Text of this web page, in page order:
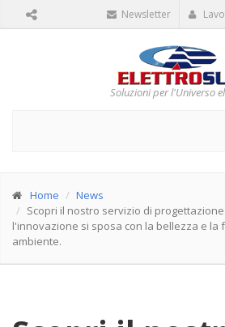
Newsletter
Soluzioni per l'Universo
Home
News
Scopri il nostro servizio di
l'innovazione si sposa con la bellezza e la
ambiente.